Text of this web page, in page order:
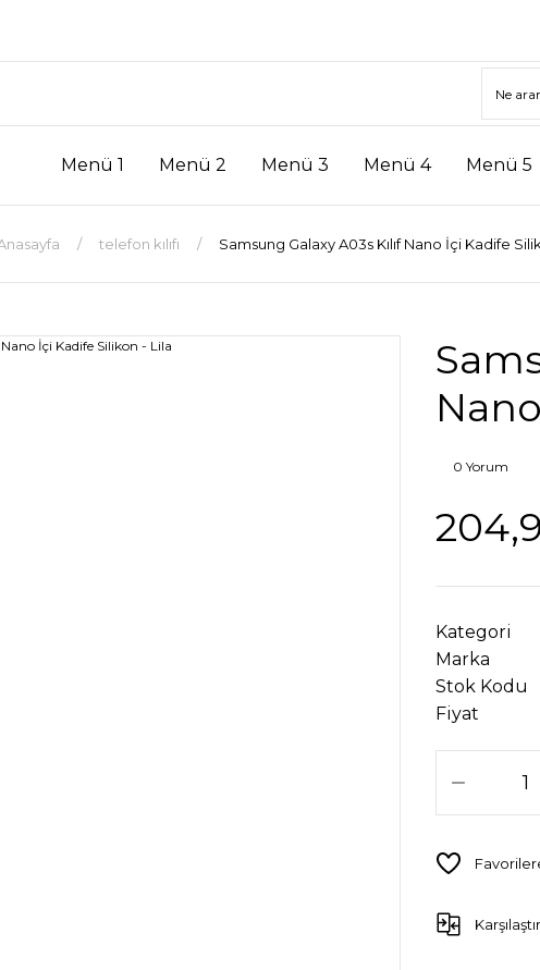
Menü 1 Menü 2 Menü 3 Menü 4 Menü 5
telefon kılıfı Samsung Galaxy A03s Kılıf Nano İçi Kadife
0 Yorum
Kategori
Marka
Stok Kodu
Fiyat
Karşılaştır